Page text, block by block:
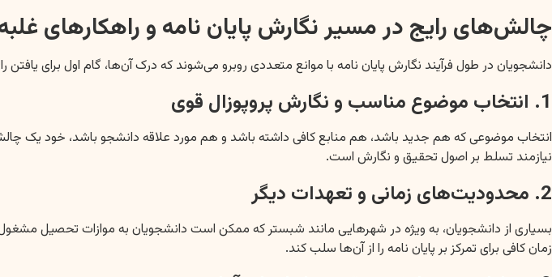
چالش‌های رایج در مسیر نگارش پایان نامه و راهکارهای غلبه
دانشجویان در طول فرآیند نگارش پایان نامه با موانع متعددی روبرو می‌شوند که درک آن‌ها، گام اول برای
1. انتخاب موضوع مناسب و نگارش پروپوزال قوی
انتخاب موضوعی که هم جدید باشد، هم منابع کافی داشته باشد و هم مورد علاقه دانشجو باشد، خود یک
نیازمند تسلط بر اصول تحقیق و نگارش است.
2. محدودیت‌های زمانی و تعهدات دیگر
بسیاری از دانشجویان، به ویژه در شهرهایی مانند شبستر که ممکن است دانشجویان به موازات تحصیل
زمان کافی برای تمرکز بر پایان نامه را از آن‌ها سلب کند.